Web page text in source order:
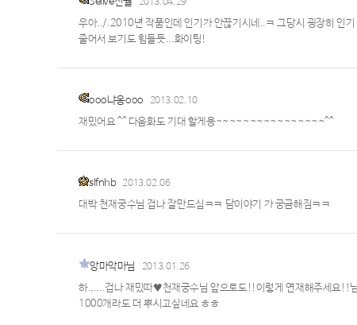
2013.04.29
우아../.2010년 작품인데 인기가 안끊기시네..ㅋ 그당시 굉장히 인
줄어서 보기도 힘들듯...화이팅!
ooo냐옹ooo 2013.02.10
재밌어요 ^^ 다음화도 기대 할게용~~~~~~~~~~~~~~~~^^
slfnhb 2013.02.06
대박 천재궁수님 겁나 잘만드심ㅋㅋ 담이야기 가 궁금해짐ㅋㅋ
앙마악마님 2013.01.26
하.,....겁나 재밌따♥천재궁수님 앞으로도!!이렇게 연재해주세요!!
1000개라도 더 뿌시고싶네요 ㅎㅎ